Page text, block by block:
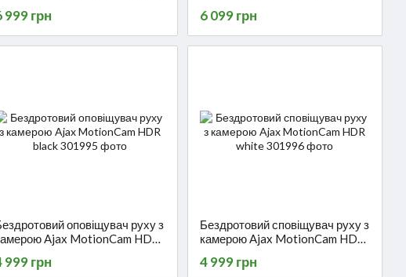
999 грн 6 099 грн
оповіщувач руху з
Ajax MotionCam HDR
999 грн
Бездротовий сповіщувач руху з
камерою Ajax MotionCam HDR
4 999 грн